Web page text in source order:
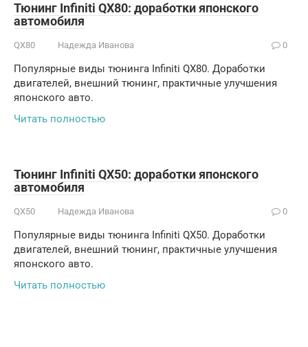
Тюнинг Infiniti QX80: доработки японского
автомобиля
QX80 Надежда Иванова 0
Популярные виды тюнинга Infiniti QX80. Доработки
двигателей, внешний тюнинг, практичные улучшения
японского авто.
Читать полностью
Тюнинг Infiniti QX50: доработки японского
автомобиля
QX50 Надежда Иванова 0
Популярные виды тюнинга Infiniti QX50. Доработки
двигателей, внешний тюнинг, практичные улучшения
японского авто.
Читать полностью